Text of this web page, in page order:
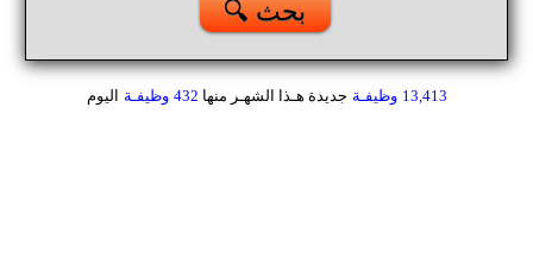
🔍 بحث
13,413 وظيفـة جديدة هـذا الشهـر منها 432 وظيفـة اليوم